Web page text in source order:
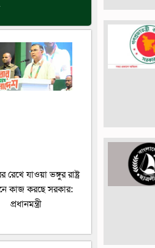
রেখে যাওয়া ভঙ্গুর রাষ্ট্র
কাজ করছে সরকার:
প্রধানমন্ত্রী